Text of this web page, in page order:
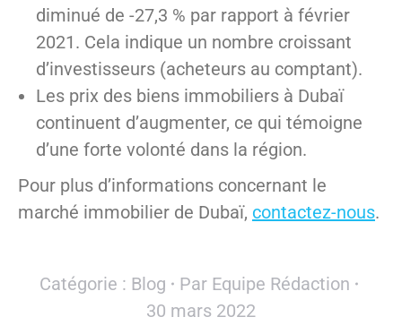
diminué de -27,3 % par rapport à février
2021. Cela indique un nombre croissant
d’investisseurs (acheteurs au comptant).
Les prix des biens immobiliers à Dubaï
continuent d’augmenter, ce qui témoigne
d’une forte volonté dans la région.
Pour plus d’informations concernant le
marché immobilier de Dubaï, contactez-nous.
Catégorie : Blog Par Equipe Rédaction
30 mars 2022